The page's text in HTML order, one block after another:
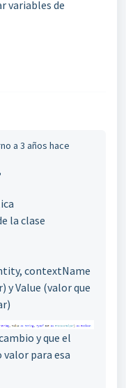
variables de
a 3 años hace
la clase
contextName
y Value (valor que
y que el
para esa